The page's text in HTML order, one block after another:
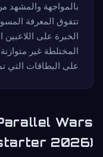
بالمواجهة والمشهد
تتفوق المعرفة
الخبرة على
المختلطة غير
على البطاقات التي
Wars
2026)